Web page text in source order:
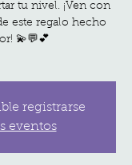
tu nivel. ¡Ven con
este regalo hecho
💫💬💕
registrarse
eventos